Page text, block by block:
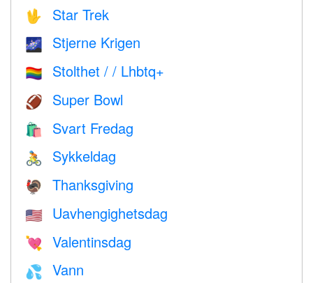
🖖 Star Trek
🌌 Stjerne Krigen
🏳️‍🌈 Stolthet / / Lhbtq+
🏈 Super Bowl
🛍 Svart Fredag
🚴 Sykkeldag
🦃 Thanksgiving
🇺🇸 Uavhengighetsdag
💘 Valentinsdag
💦 Vann